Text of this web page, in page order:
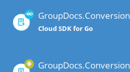
GroupDocs.Conversion
Cloud SDK for Go
GroupDocs.Conversion